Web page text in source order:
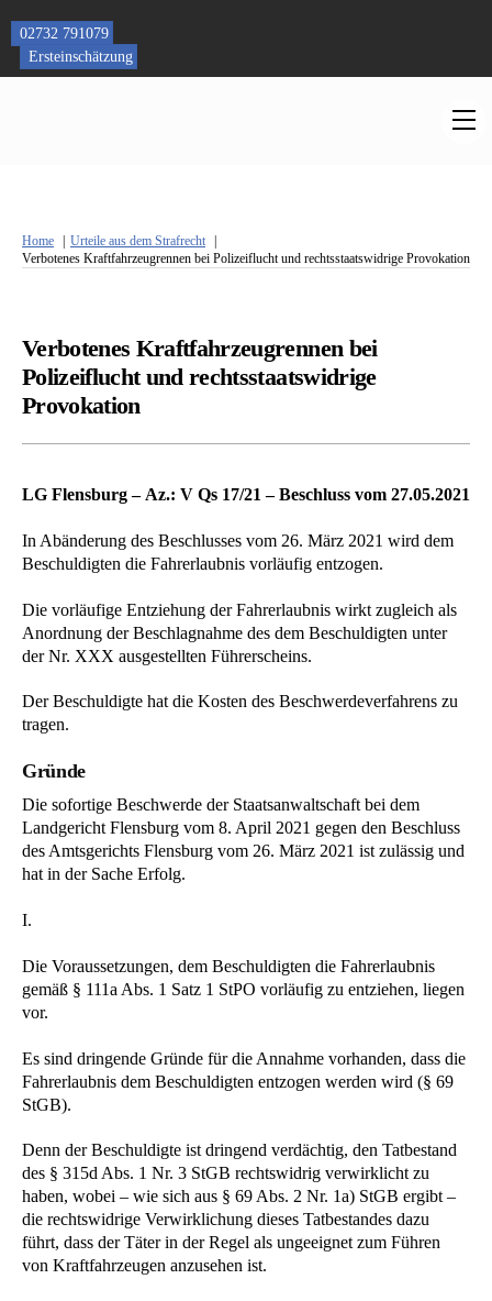
content
02732 791079
Ersteinschätzung
Home
Urteile aus dem Strafrecht
Verbotenes Kraftfahrzeugrennen bei Polizeiflucht und rechtsstaatswidrige Provokation
Verbotenes Kraftfahrzeugrennen bei
Polizeiflucht und rechtsstaatswidrige
Provokation
LG Flensburg – Az.: V Qs 17/21 – Beschluss vom 27.05.2021
In Abänderung des Beschlusses vom 26. März 2021 wird dem
Beschuldigten die Fahrerlaubnis vorläufig entzogen.
Die vorläufige Entziehung der Fahrerlaubnis wirkt zugleich als
Anordnung der Beschlagnahme des dem Beschuldigten unter
der Nr. XXX ausgestellten Führerscheins.
Der Beschuldigte hat die Kosten des Beschwerdeverfahrens zu
tragen.
Gründe
Die sofortige Beschwerde der Staatsanwaltschaft bei dem
Landgericht Flensburg vom 8. April 2021 gegen den Beschluss
des Amtsgerichts Flensburg vom 26. März 2021 ist zulässig und
hat in der Sache Erfolg.
I.
Die Voraussetzungen, dem Beschuldigten die Fahrerlaubnis
gemäß § 111a Abs. 1 Satz 1 StPO vorläufig zu entziehen, liegen
vor.
Es sind dringende Gründe für die Annahme vorhanden, dass die
Fahrerlaubnis dem Beschuldigten entzogen werden wird (§ 69
StGB).
Denn der Beschuldigte ist dringend verdächtig, den Tatbestand
des § 315d Abs. 1 Nr. 3 StGB rechtswidrig verwirklicht zu
haben, wobei – wie sich aus § 69 Abs. 2 Nr. 1a) StGB ergibt –
die rechtswidrige Verwirklichung dieses Tatbestandes dazu
führt, dass der Täter in der Regel als ungeeignet zum Führen
von Kraftfahrzeugen anzusehen ist.